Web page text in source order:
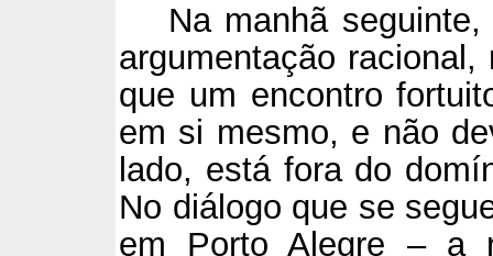
Na manhã
argumentação
que um encontro
em si mesmo, e não
lado, está fora do
No diálogo que se
em Porto Alegre – a